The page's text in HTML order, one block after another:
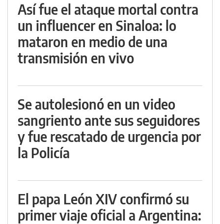
Así fue el ataque mortal contra
un influencer en Sinaloa: lo
mataron en medio de una
transmisión en vivo
Se autolesionó en un video
sangriento ante sus seguidores
y fue rescatado de urgencia por
la Policía
El papa León XIV confirmó su
primer viaje oficial a Argentina: